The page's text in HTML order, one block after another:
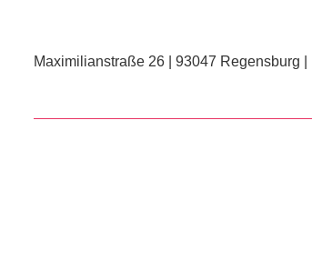
Maximilianstraße 26 | 93047 Regensburg |